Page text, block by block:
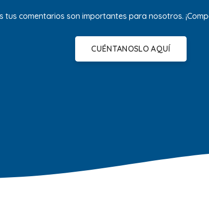
tus comentarios son importantes para nosotros.
CUÉNTANOSLO AQUÍ